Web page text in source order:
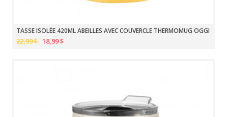
TASSE ISOLÉE 420ML ABEILLES AVEC COUVERCLE THERMOMUG OGGI
22,99 $ 18,99 $